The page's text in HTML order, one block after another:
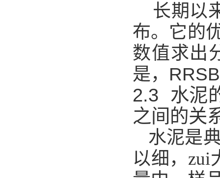
长期以
布。它的
数值求出
是，
2.3 水泥
之间的关
水泥是
以细，zui